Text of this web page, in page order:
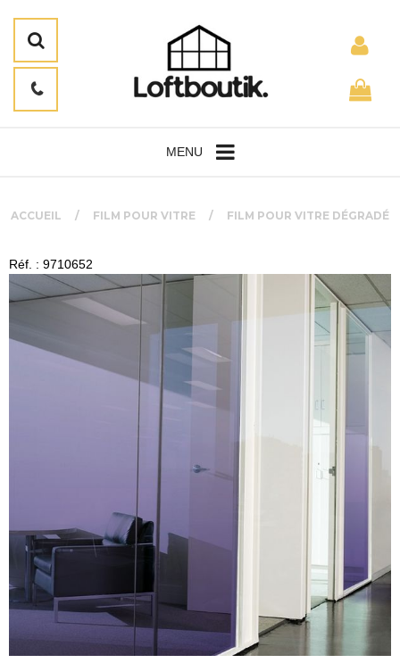
MENU
ACCUEIL FILM POUR VITRE FILM POUR VITRE DÉGRADÉ
Réf. : 9710652